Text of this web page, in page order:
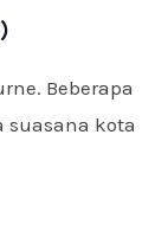
Beberapa
suasana kota